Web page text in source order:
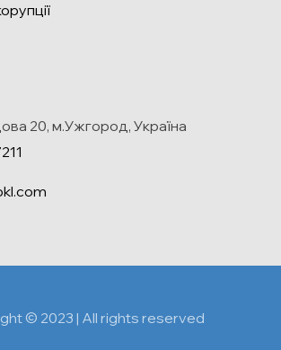
20, м.Ужгород, Україна
© 2023 | All rights reserved